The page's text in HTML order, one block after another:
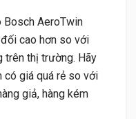
Bosch AeroTwin
cao hơn so với
trên thị trường. Hãy
có giá quá rẻ so với
giả, hàng kém